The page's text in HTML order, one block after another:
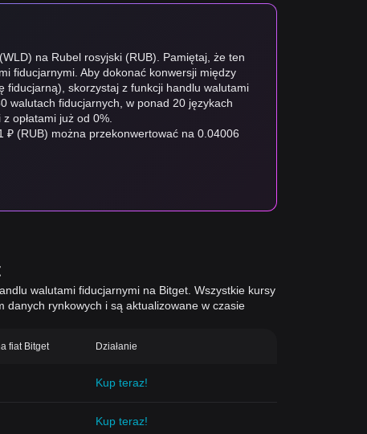
na Rubel rosyjski (RUB). Pamiętaj, że ten
fiducjarnymi. Aby dokonać konwersji między
fiducjarną), skorzystaj z funkcji handlu walutami
walutach fiducjarnych, w ponad 20 językach
opłatami już od 0%.
₽ (RUB) można przekonwertować na 0.04006
walutami fiducjarnymi na Bitget. Wszystkie kursy
danych rynkowych i są aktualizowane w czasie
fiat Bitget Działanie
Kup teraz!
Kup teraz!